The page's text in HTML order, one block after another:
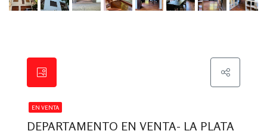
EN VENTA
DEPARTAMENTO EN VENTA- LA PLATA